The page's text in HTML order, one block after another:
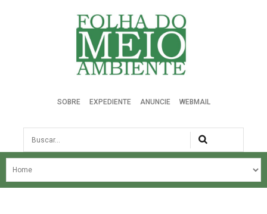
Folha do Meio Ambiente
SOBRE EXPEDIENTE ANUNCIE WEBMAIL
Busca
NOSSA HISTÓRIA